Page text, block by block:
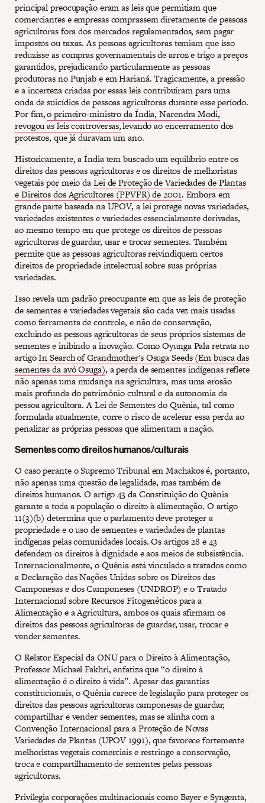
principal preocupação eram as leis que permitiam que
comerciantes e empresas comprassem diretamente de pessoas
agricultoras fora dos mercados regulamentados, sem pagar
impostos ou taxas. As pessoas agricultoras temiam que isso
reduzisse as compras governamentais de arroz e trigo a preços
garantidos, prejudicando particularmente as pessoas
produtoras no Punjab e em Harianá. Tragicamente, a pressão
e a incerteza criadas por essas leis contribuíram para uma
onda de suicídios de pessoas agricultoras durante esse período.
Por fim,o primeiro-ministro da Índia, Narendra Modi,
revogou as leis controversas,levando ao encerramento dos
protestos, que já duravam um ano.
Historicamente, a Índia tem buscado um equilíbrio entre os
direitos das pessoas agricultoras e os direitos de melhoristas
vegetais por meio daLei de Proteção de Variedades de Plantas
e Direitos dos Agricultores (PPVFR) de 2001. Embora em
grande parte baseada na UPOV, a lei protege novas variedades,
variedades existentes e variedades essencialmente derivadas,
ao mesmo tempo em que protege os direitos de pessoas
agricultoras de guardar, usar e trocar sementes. Também
permite que as pessoas agricultoras reivindiquem certos
direitos de propriedade intelectual sobre suas próprias
variedades.
Isso revela um padrão preocupante em que as leis de proteção
de sementes e variedades vegetais são cada vez mais usadas
como ferramenta de controle, e não de conservação,
excluindo as pessoas agricultoras de seus próprios sistemas de
sementes e inibindo a inovação. Como Oyunga Pala retrata no
artigoIn Search of Grandmother's Osuga Seeds (Em busca das
sementes da avó Osuga), a perda de sementes indígenas reflete
não apenas uma mudança na agricultura, mas uma erosão
mais profunda do patrimônio cultural e da autonomia da
pessoa agricultora. A Lei de Sementes do Quênia, tal como
formulada atualmente, corre o risco de acelerar essa perda ao
penalizar as próprias pessoas que alimentam a nação.
Sementes como direitos humanos/culturais
O caso perante o Supremo Tribunal em Machakos é, portanto,
não apenas uma questão de legalidade, mas também de
direitos humanos. O artigo 43 da Constituição do Quênia
garante a toda a população o direito à alimentação. O artigo
11(3)(b) determina que o parlamento deve proteger a
propriedade e o uso de sementes e variedades de plantas
indígenas pelas comunidades locais. Os artigos 28 e 43
defendem os direitos à dignidade e aos meios de subsistência.
Internacionalmente, o Quênia está vinculado a tratados como
a Declaração das Nações Unidas sobre os Direitos das
Camponesas e dos Camponeses (UNDROP) e o Tratado
Internacional sobre Recursos Fitogenéticos para a
Alimentação e a Agricultura, ambos os quais afirmam os
direitos das pessoas agricultoras de guardar, usar, trocar e
vender sementes.
O Relator Especial da ONU para o Direito à Alimentação,
Professor Michael Fakhri, enfatiza que “o direito à
alimentação é o direito à vida”. Apesar das garantias
constitucionais, o Quênia carece de legislação para proteger os
direitos das pessoas agricultoras camponesas de guardar,
compartilhar e vender sementes, mas se alinha com a
Convenção Internacional para a Proteção de Novas
Variedades de Plantas (UPOV 1991), que favorece fortemente
melhoristas vegetais comerciais e restringe a conservação,
troca e compartilhamento de sementes pelas pessoas
agricultoras.
Privilegia corporações multinacionais como Bayer e Syngenta,